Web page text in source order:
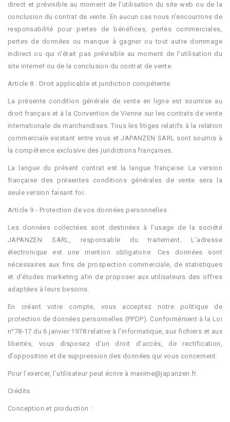
direct et prévisible au moment de l'utilisation du site web ou de la
conclusion du contrat de vente. En aucun cas nous n'encourrons de
responsabilité pour pertes de bénéfices, pertes commerciales,
pertes de données ou manque à gagner ou tout autre dommage
indirect ou qui n'était pas prévisible au moment de l'utilisation du
site internet ou de la conclusion du contrat de vente.
Article 8 : Droit applicable et juridiction compétente
La présente condition générale de vente en ligne est soumise au
droit français et à la Convention de Vienne sur les contrats de vente
internationale de marchandises. Tous les litiges relatifs à la relation
commerciale existant entre vous et JAPANZEN SARL sont soumis à
la compétence exclusive des juridictions françaises.
La langue du présent contrat est la langue française. La version
française des présentes conditions générales de vente sera la
seule version faisant foi.
Article 9 - Protection de vos données personnelles
Les données collectées sont destinées à l’usage de la société
JAPANZEN SARL, responsable du traitement. L’adresse
électronique est une mention obligatoire. Ces données sont
nécessaires aux fins de prospection commerciale, de statistiques
et d’études marketing afin de proposer aux utilisateurs des offres
adaptées à leurs besoins.
En créant votre compte, vous acceptez notre politique de
protection de données personnelles (PPDP). Conformément à la Loi
n°78-17 du 6 janvier 1978 relative à l'informatique, aux fichiers et aux
libertés, vous disposez d’un droit d’accès, de rectification,
d’opposition et de suppression des données qui vous concernent.
Pour l’exercer, l’utilisateur peut écrire à maxime@japanzen.fr.
Crédits
Conception et production :